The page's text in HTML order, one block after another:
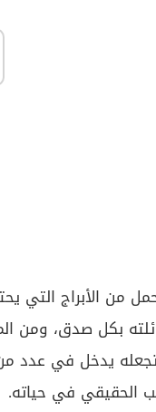
من الأبراج التي
بكل صدق، ومن
تجعله يدخل في
الحقيقي في حياته.